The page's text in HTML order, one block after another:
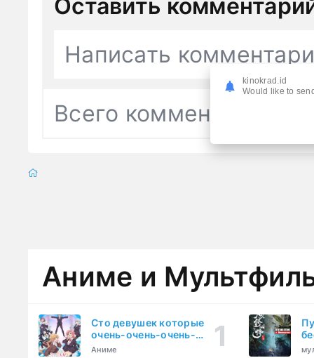
Оставить
Написать
Всего комментариев
Аниме и
Сто девушек которые
очень-очень-очень-
очень-очень сильно тебя
Аниме
kinokrad.id
Would like to